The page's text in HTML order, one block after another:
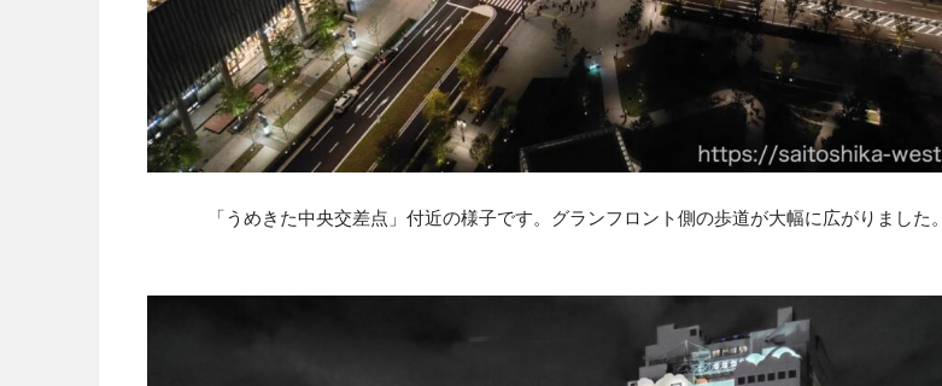
「うめきた中央交差点」付近の様子です。グランフロント側の歩道が大幅に広がりました。